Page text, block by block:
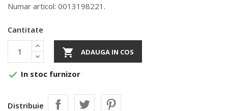
Numar articol: 0013198221.
Cantitate
 ADAUGA IN COS
 In stoc furnizor
Distribuie